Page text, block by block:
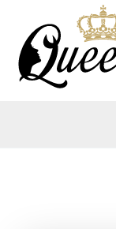
περιεχόμενο